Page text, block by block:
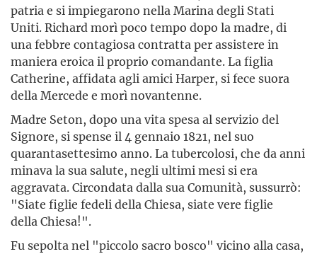
patria e si impiegarono nella Marina degli Stati
Uniti. Richard morì poco tempo dopo la madre, di
una febbre contagiosa contratta per assistere in
maniera eroica il proprio coman­dante. La figlia
Catherine, affidata agli amici Harper, si fece suora
della Mercede e morì novantenne.
Madre Seton, dopo una vita spesa al servizio del
Signore, si spense il 4 gennaio 1821, nel suo
quarantasettesimo anno. La tubercolosi, che da anni
minava la sua salute, negli ultimi mesi si era
aggravata. Circondata dalla sua Comunità, sussurrò:
"Siate figlie fedeli della Chiesa, siate vere figlie
della Chiesa!".
Fu sepolta nel "piccolo sacro bosco" vicino alla casa,